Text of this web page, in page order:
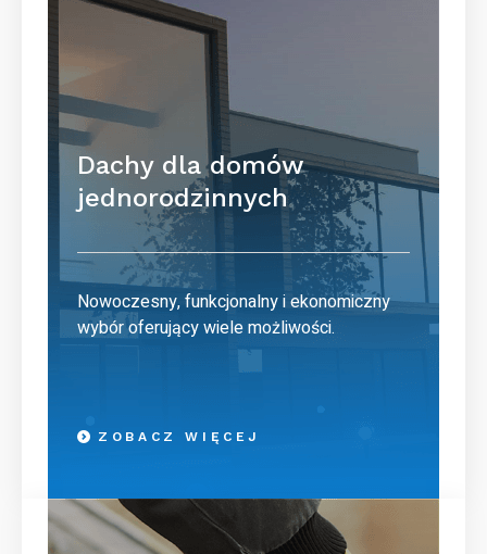
Dachy dla domów
jednorodzinnych
Nowoczesny, funkcjonalny i ekonomiczny
wybór oferujący wiele możliwości.
ZOBACZ WIĘCEJ